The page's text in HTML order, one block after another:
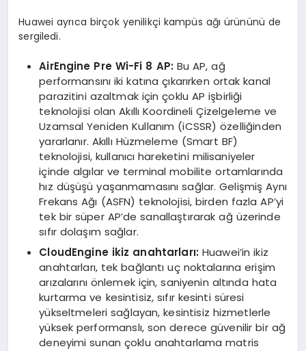
Huawei ayrıca birçok yenilikçi kampüs ağı ürününü de
sergiledi.
AirEngine Pre Wi-Fi 8 AP: Bu AP, ağ
performansını iki katına çıkarırken ortak kanal
parazitini azaltmak için çoklu AP işbirliği
teknolojisi olan Akıllı Koordineli Çizelgeleme ve
Uzamsal Yeniden Kullanım (iCSSR) özelliğinden
yararlanır. Akıllı Hüzmeleme (Smart BF)
teknolojisi, kullanıcı hareketini milisaniyeler
içinde algılar ve terminal mobilite ortamlarında
hız düşüşü yaşanmamasını sağlar. Gelişmiş Aynı
Frekans Ağı (ASFN) teknolojisi, birden fazla AP’yi
tek bir süper AP’de sanallaştırarak ağ üzerinde
sıfır dolaşım sağlar.
CloudEngine ikiz anahtarları: Huawei’in ikiz
anahtarları, tek bağlantı uç noktalarına erişim
arızalarını önlemek için, saniyenin altında hata
kurtarma ve kesintisiz, sıfır kesinti süresi
yükseltmeleri sağlayan, kesintisiz hizmetlerle
yüksek performanslı, son derece güvenilir bir ağ
deneyimi sunan çoklu anahtarlama matris